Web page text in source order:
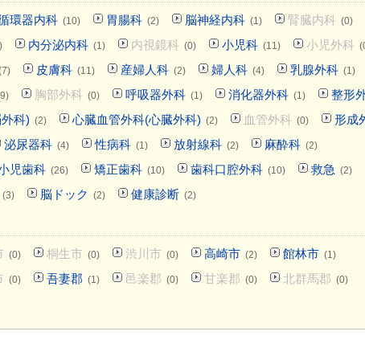
環器内科 (10) 胃腸科 (2) 脳神経内科 (1) 腎臓内科 (0)
内分泌内科 (1) 内視鏡科 (0) 小児科 (11) 小児外科
皮膚科 (11) 産婦人科 (2) 婦人科 (4) 乳腺外科 (1)
胸部外科 (0) 呼吸器外科 (1) 消化器外科 (1) 整形
科) (2) 心臓血管外科(心臓外科) (2) 血管外科 (0) 形成
泌尿器科 (4) 性病科 (1) 放射線科 (2) 麻酔科 (2)
児歯科 (26) 矯正歯科 (10) 歯科口腔外科 (10) 救急 (2)
(3) 脳ドック (2) 健康診断 (2)
(0) 桐生市 (0) 渋川市 (0) 高崎市 (2) 館林市 (1)
(0) 吾妻郡 (1) 邑楽郡 (0) 甘楽郡 (0) 北群馬郡 (0)